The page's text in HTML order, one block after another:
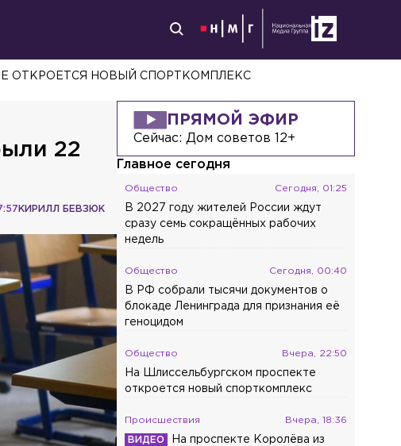
ОТКРОЕТСЯ НОВЫЙ СПОРТКОМПЛЕКС
22
КИРИЛЛ БЕВЗЮК
ПРЯМОЙ ЭФИР
Сейчас:Дом советов 12+
Главное сегодня
Общество Сегодня, 01:25
В 2027 году жителей России ждут
сразу семь сокращённых рабочих
недель
Общество Сегодня, 00:40
В РФ собрали тысячи документов о
блокаде Ленинграда для признания её
геноцидом
Общество Вчера, 22:50
На Шлиссельбургском проспекте
откроется новый спорткомплекс
Происшествия Вчера, 18:36
На проспекте Королёва из